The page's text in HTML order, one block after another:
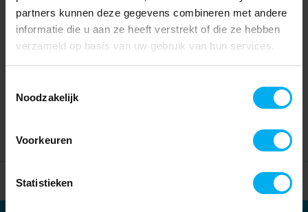
partners kunnen deze gegevens combineren met andere
informatie die u aan ze heeft verstrekt of die ze hebben
verzameld op basis van uw gebruik van hun services.
Noodzakelijk
Voorkeuren
Statistieken
Home Partners